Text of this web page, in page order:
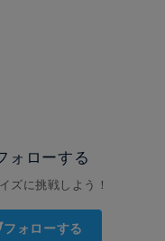
ォローする
ズに挑戦しよう！
フォローする